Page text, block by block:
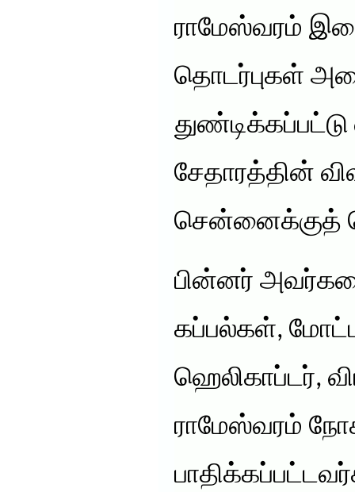
ராமேஸ்வரம்
தொடர்புகள்
சேதாரத்தின்
சென்னைக்குத்
பின்னர்
கப்பல்கள்,
ஹெலிகாப்டர்,
ராமேஸ்வரம்